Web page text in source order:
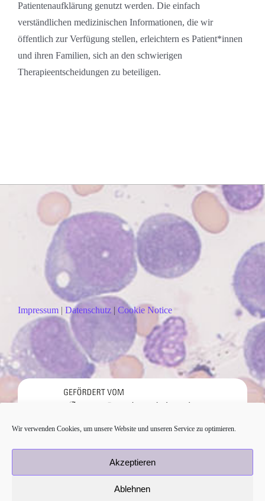
Wir verwenden Cookies, um unsere Website und unseren Service zu optimieren.
Akzeptieren
Ablehnen
Patientenaufklärung genutzt werden. Die einfach
verständlichen medizinischen Informationen, die wir
öffentlich zur Verfügung stellen, erleichtern es Patient*innen
und ihren Familien, sich an den schwierigen
Therapieentscheidungen zu beteiligen.
Impressum | Datenschutz | Cookie Notice